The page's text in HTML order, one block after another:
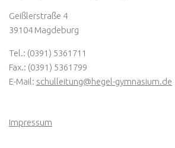
Geißlerstraße 4
39104 Magdeburg
Tel.: (0391) 5361711
Fax.: (0391) 5361799
E-Mail: schulleitung@hegel-gymnasium.de
Impressum